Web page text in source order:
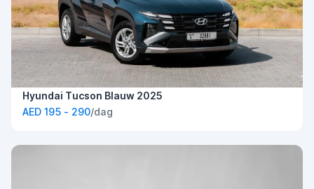
Hyundai Tucson Blauw 2025
AED 195 - 290/dag